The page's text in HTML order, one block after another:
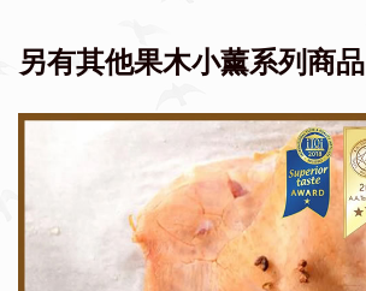
另有其他果木小薰系列商品